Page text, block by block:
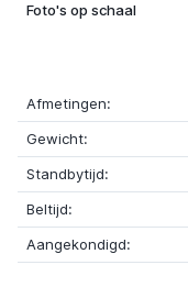
Foto's op schaal
Afmetingen:
Gewicht:
Standbytijd:
Beltijd:
Aangekondigd: